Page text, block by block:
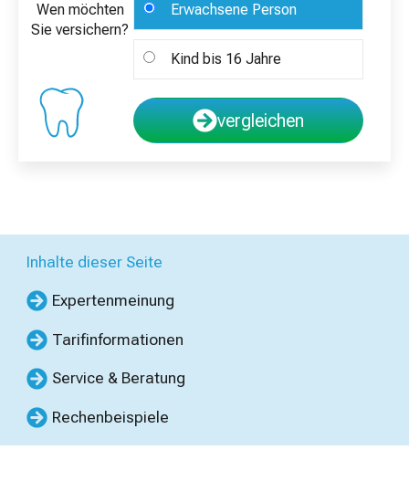
Wen möchten
Sie versichern?
Erwachsene Person
Kind bis 16 Jahre
vergleichen
Inhalte dieser Seite
Expertenmeinung
Tarifinformationen
Service & Beratung
Rechenbeispiele